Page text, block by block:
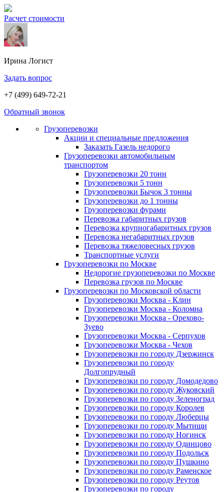
Расчет стоимости
Ирина Логист
Задать вопрос
+7 (499) 649-72-21
Обратный звонок
Грузоперевозки
Акции и специальные предложения
Заказать Газель недорого
Грузоперевозки автомобильным
транспортом
Грузоперевозки 20 тонн
Грузоперевозки 5 тонн
Грузоперевозки Бычок 3 тонны
Грузоперевозки до 1 тонны
Грузоперевозки фурами
Перевозка габаритных грузов
Перевозка крупногабаритных грузов
Перевозка негабаритных грузов
Перевозка тяжеловесных грузов
Транспортные услуги
Грузоперевозки по Москве
Недорогие грузоперевозки по Москве
Перевозка грузов по Москве
Грузоперевозки по Московской области
Грузоперевозки Москва - Клин
Грузоперевозки Москва - Коломна
Грузоперевозки Москва - Орехово-
Зуево
Грузоперевозки Москва - Серпухов
Грузоперевозки Москва - Чехов
Грузоперевозки по городу Дзержинск
Грузоперевозки по городу
Долгопрудный
Грузоперевозки по городу Домодедово
Грузоперевозки по городу Жуковский
Грузоперевозки по городу Зеленоград
Грузоперевозки по городу Королев
Грузоперевозки по городу Люберцы
Грузоперевозки по городу Мытищи
Грузоперевозки по городу Ногинск
Грузоперевозки по городу Одинцово
Грузоперевозки по городу Подольск
Грузоперевозки по городу Пушкино
Грузоперевозки по городу Раменское
Грузоперевозки по городу Реутов
Грузоперевозки по городу